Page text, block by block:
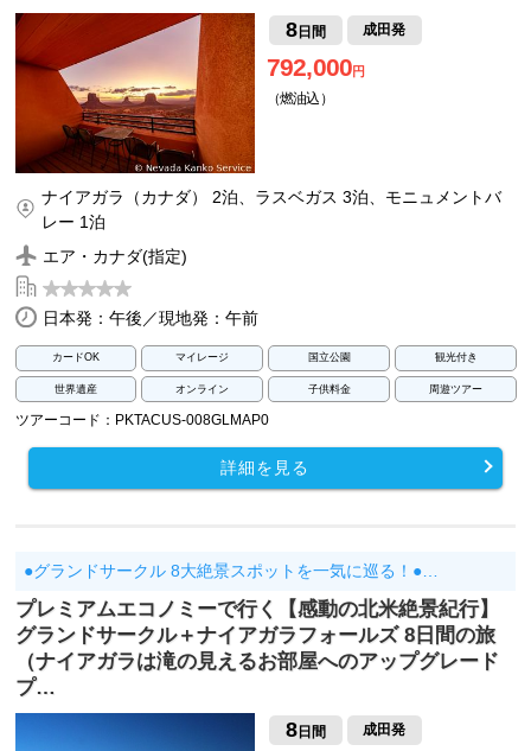
8日間 成田発
792,000円
（燃油込）
ナイアガラ（カナダ） 2泊、ラスベガス 3泊、モニュメントバ
レー 1泊
エア・カナダ(指定)
日本発：午後／現地発：午前
カードOK マイレージ 国立公園 観光付き
世界遺産 オンライン 子供料金 周遊ツアー
ツアーコード：PKTACUS-008GLMAP0
詳細を見る
●グランドサークル 8大絶景スポットを一気に巡る！●…
プレミアムエコノミーで行く【感動の北米絶景紀行】
グランドサークル＋ナイアガラフォールズ 8日間の旅
（ナイアガラは滝の見えるお部屋へのアップグレード
プ…
8日間 成田発